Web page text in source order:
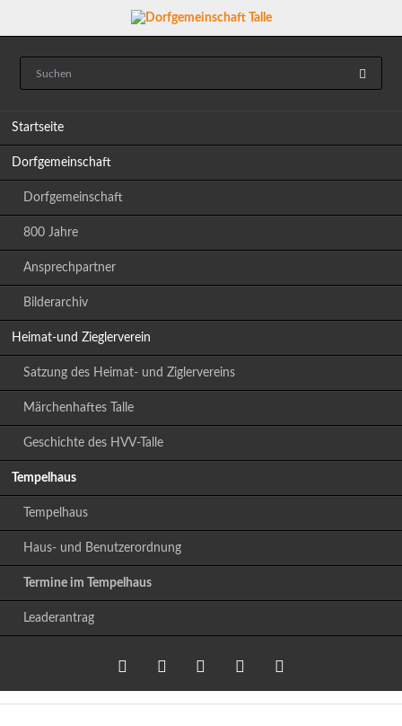
Startseite
Dorfgemeinschaft
Dorfgemeinschaft
800 Jahre
Ansprechpartner
Bilderarchiv
Heimat-und Zieglerverein
Satzung des Heimat- und Ziglervereins
Märchenhaftes Talle
Geschichte des HVV-Talle
Tempelhaus
Tempelhaus
Haus- und Benutzerordnung
Termine im Tempelhaus
Leaderantrag